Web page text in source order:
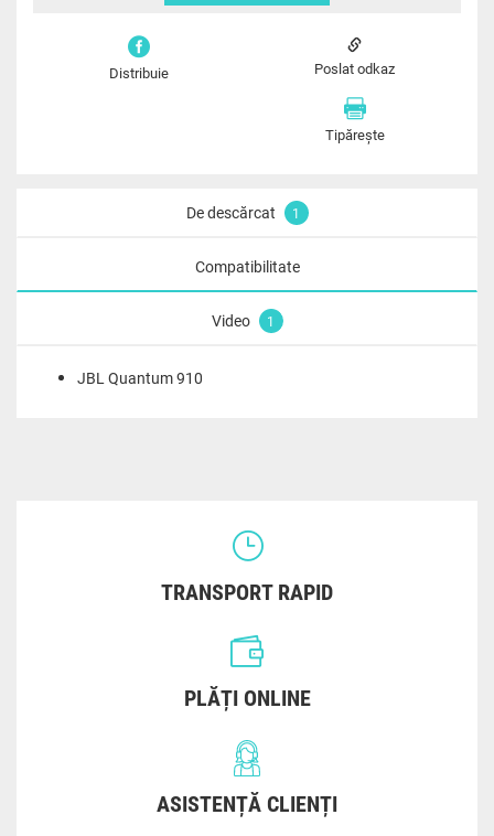
Distribuie Poslat odkaz
Tipărește
De descărcat 1
Compatibilitate
Video 1
JBL Quantum 910
TRANSPORT RAPID
PLĂȚI ONLINE
ASISTENȚĂ CLIENȚI